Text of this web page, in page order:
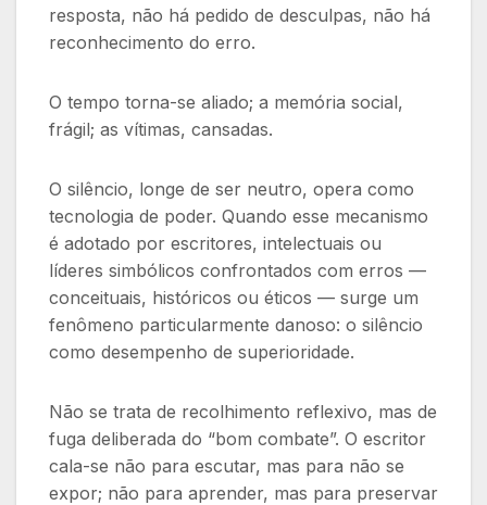
resposta, não há pedido de desculpas, não há
reconhecimento do erro.
O tempo torna-se aliado; a memória social,
frágil; as vítimas, cansadas.
O silêncio, longe de ser neutro, opera como
tecnologia de poder. Quando esse mecanismo
é adotado por escritores, intelectuais ou
líderes simbólicos confrontados com erros —
conceituais, históricos ou éticos — surge um
fenômeno particularmente danoso: o silêncio
como desempenho de superioridade.
Não se trata de recolhimento reflexivo, mas de
fuga deliberada do “bom combate”. O escritor
cala-se não para escutar, mas para não se
expor; não para aprender, mas para preservar